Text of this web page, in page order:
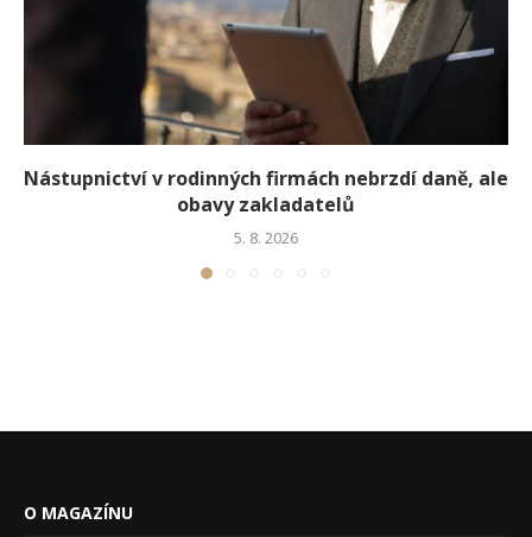
Nástupnictví v rodinných firmách nebrzdí daně, ale
obavy zakladatelů
5. 8. 2026
O MAGAZÍNU